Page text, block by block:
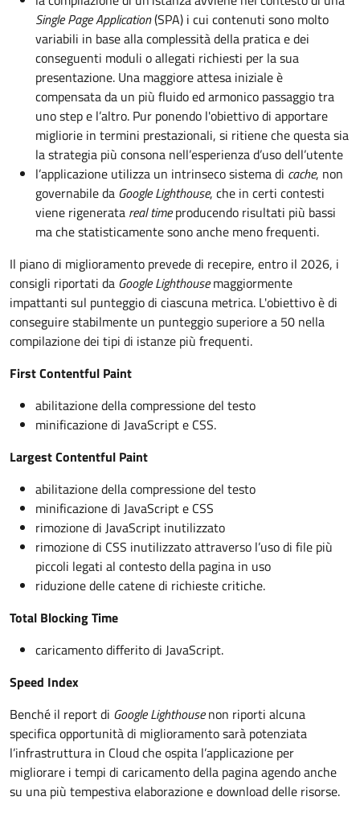
Single Page Application(SPA) i cui contenuti sono molto
variabili in base alla complessità della pratica e dei
conseguenti moduli o allegati richiesti per la sua
presentazione. Una maggiore attesa iniziale è
compensata da un più fluido ed armonico passaggio tra
uno step e l’altro. Pur ponendo l'obiettivo di apportare
migliorie in termini prestazionali, si ritiene che questa sia
la strategia più consona nell’esperienza d’uso dell’utente
l’applicazione utilizza un intrinseco sistema di cache, non
governabile da Google Lighthouse, che in certi contesti
viene rigenerata real timeproducendo risultati più bassi
ma che statisticamente sono anche meno frequenti.
Il piano di miglioramento prevede di recepire, entro il 2026, i
consigli riportati da Google Lighthousemaggiormente
impattanti sul punteggio di ciascuna metrica. L'obiettivo è di
conseguire stabilmente un punteggio superiore a 50 nella
compilazione dei tipi di istanze più frequenti.
First Contentful Paint
abilitazione della compressione del testo
minificazione di JavaScript e CSS.
Largest Contentful Paint
abilitazione della compressione del testo
minificazione di JavaScript e CSS
rimozione di JavaScript inutilizzato
rimozione di CSS inutilizzato attraverso l’uso di file più
piccoli legati al contesto della pagina in uso
riduzione delle catene di richieste critiche.
Total Blocking Time
caricamento differito di JavaScript.
Speed Index
Benché il report di Google Lighthousenon riporti alcuna
specifica opportunità di miglioramento sarà potenziata
l’infrastruttura in Cloud che ospita l’applicazione per
migliorare i tempi di caricamento della pagina agendo anche
su una più tempestiva elaborazione e download delle risorse.